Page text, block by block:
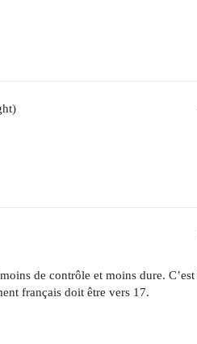
de contrôle et moins dure.
français doit être vers 17.